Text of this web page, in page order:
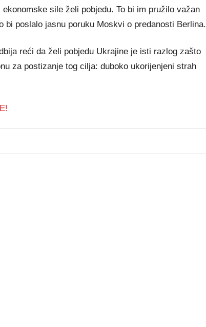
sile želi pobjedu. To bi im pružilo važan
bi poslalo jasnu poruku Moskvi o predanosti Berlina.
reći da želi pobjedu Ukrajine je isti razlog zašto
za postizanje tog cilja: duboko ukorijenjeni strah